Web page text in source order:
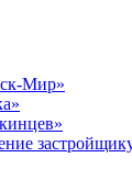
Мир»